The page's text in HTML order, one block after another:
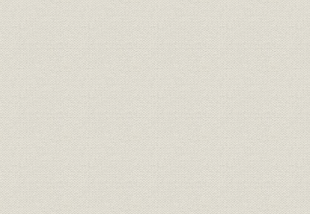
財務・業績 損益計算書・利益処分II 昭和26年4